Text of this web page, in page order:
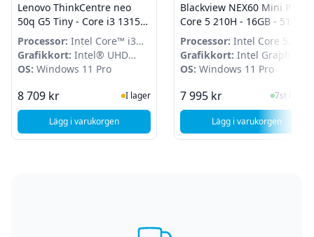
Lenovo ThinkCentre neo
50q G5 Tiny - Core i3 1315U
- 16GB - 512GB SSD - Win 11
Pro
Processor: Intel Core™ i3
1315U
Grafikkort: Intel® UHD
Graphics
OS: Windows 11 Pro
8 709 kr I Lager
I lager
Lägg i varukorgen, Lenovo ThinkCentre neo 50q G5 Tiny - Core i3 1315U -
Blackview NEX60 Mini PC -
Core 5 210H - 16GB - 512GB
SSD - Windows 11 Pro
Processor: Intel Core 5
210H
Grafikkort: Intel Graphics
OS: Windows 11 Pro
7 995 kr I Lager
7st i lager
Lägg i varukorgen
, Blackview